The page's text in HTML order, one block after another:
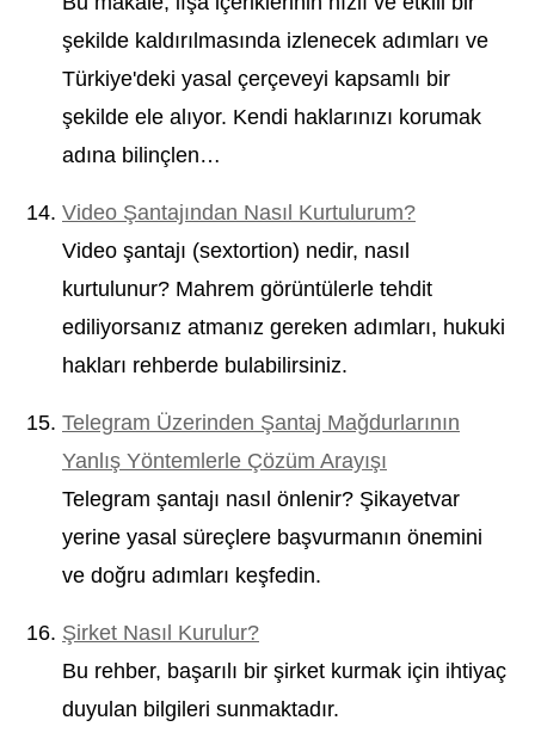
şekilde kaldırılmasında izlenecek adımları ve
Türkiye'deki yasal çerçeveyi kapsamlı bir
şekilde ele alıyor. Kendi haklarınızı korumak
adına bilinçlen…
Video Şantajından Nasıl Kurtulurum?
Video şantajı (sextortion) nedir, nasıl
kurtulunur? Mahrem görüntülerle tehdit
ediliyorsanız atmanız gereken adımları, hukuki
hakları rehberde bulabilirsiniz.
Telegram Üzerinden Şantaj Mağdurlarının
Yanlış Yöntemlerle Çözüm Arayışı
Telegram şantajı nasıl önlenir? Şikayetvar
yerine yasal süreçlere başvurmanın önemini
ve doğru adımları keşfedin.
Şirket Nasıl Kurulur?
Bu rehber, başarılı bir şirket kurmak için ihtiyaç
duyulan bilgileri sunmaktadır.